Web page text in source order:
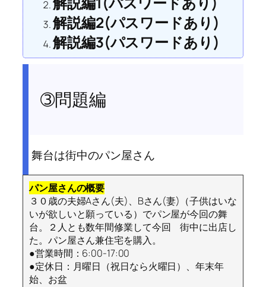
解説編2(パスワードあり)
解説編3(パスワードあり)
➂問題編
舞台は街中のパン屋さん
パン屋さんの概要
３０歳の夫婦Aさん(夫)、Bさん(妻)（子供はいな
いが欲しいと願っている）でパン屋が今回の舞
台。２人とも数年間修業して今回 街中に出店し
た。パン屋さん兼住宅を購入。
●営業時間：6:00-17:00
●定休日：月曜日（祝日なら火曜日）、年末年
始、お盆